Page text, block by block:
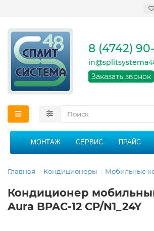
кондиционеров в
области
График работы: 9:00 -
21:00 без перерыва и
8 (4742)
Заказать звонок
МОНТАЖ СЕРВИС ПРАЙС
Главная Кондиционеры Мобильные
Кондиционер
Aura BPAC-12 CP/N1_24Y